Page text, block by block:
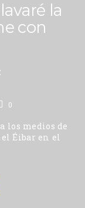
la
con
0
los medios de
Éibar en el